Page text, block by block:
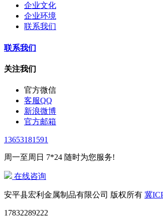
企业文化
企业环境
联系我们
联系我们
关注我们
官方微信
客服QQ
新浪微博
官方邮箱
13653181591
周一至周日 7*24 随时为您服务!
在线咨询
安平县宏利金属制品有限公司 版权所有 冀
17832289222